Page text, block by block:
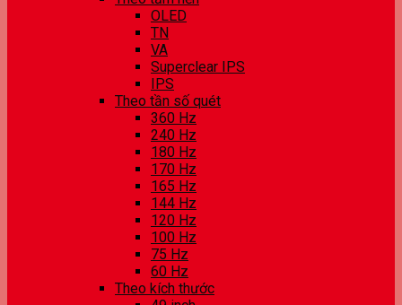
OLED
TN
VA
Superclear IPS
IPS
Theo tần số quét
360 Hz
240 Hz
180 Hz
170 Hz
165 Hz
144 Hz
120 Hz
100 Hz
75 Hz
60 Hz
Theo kích thước